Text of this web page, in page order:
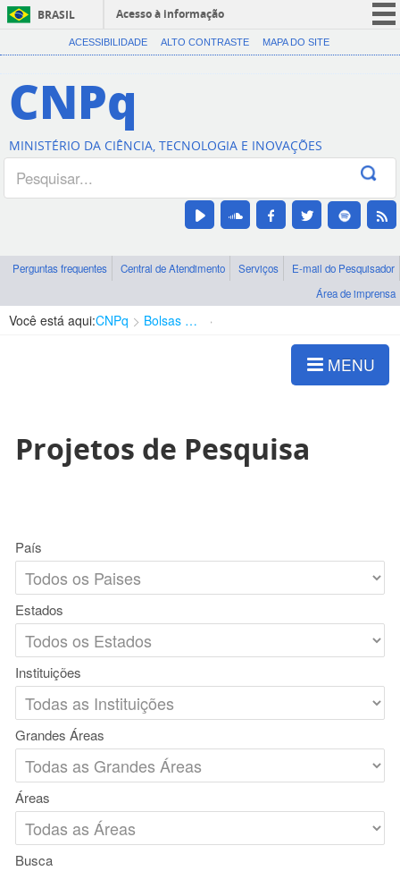
BRASIL
Acesso à informação
CORONAVÍRUS (COVID-19)
Canais
ACESSIBILIDADE ALTO CONTRASTE MAPA DO SITE
CNPq
MINISTÉRIO DA CIÊNCIA, TECNOLOGIA E INOVAÇÕES
Perguntas frequentes Central de Atendimento Serviços
E-mail do Pesquisador
Área de imprensa
Você está aqui:CNPq Bolsas e Auxílios Vigentes
MENU
Projetos de Pesquisa
País
Estados
Instituições
Grandes Áreas
Áreas
Busca